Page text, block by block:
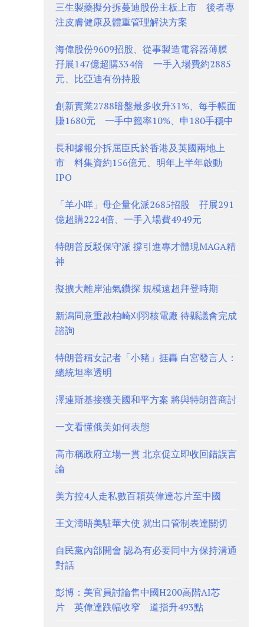
三生製藥擬分拆蔓迪股份主板上市 後者專
注皮膚健康及體重管理解決方案
海偉股份9609招股、從事製造電容器薄膜
孖展147億超購334倍 一手入場費約2885
元、比亞迪有份持股
創新實業2788暗盤最多收升31%、每手帳面
賺1680元 一手中籤率10%、申180手穩中
長和據報分拆屈臣氏於香港及英國兩地上
市 料集資約156億元、明年上半年啟動
IPO
「羊小咩」母企量化派2685招股 孖展291
億超購2224倍、一手入場費4949元
特朗普反駁保守派 撐引進專才體現MAGA精
神
擬擴大離岸油氣鑽探 規模遠超拜登時期
新潟同意重啟柏崎刈羽核電廠 待縣議會完成
諮詢
特朗普稱女記者「小豬」捱轟 白宮發言人：
總統坦率透明
澤連斯基接獲美國和平方案 將與特朗普商討
一文看懂俄美如何表態
高市稱政府立場一貫 北京促立即收回錯誤言
論
美方控4人走私數百顆英偉達芯片至中國
王文濤晤美駐華大使 就出口管制表達關切
自民黨內部開會 認為有必要同中方保持溝通
對話
彭博：美官員討論售中國H200高階AI芯
片 英偉達跌幅收窄 道指升493點